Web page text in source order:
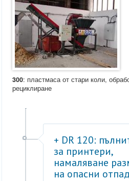
300: пластмаса от стари коли,
рециклиране
+ DR 120:
за принтери,
намаляване
на опасни